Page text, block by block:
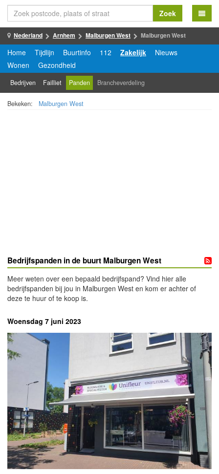
Zoek
Nederland Arnhem Malburgen West Malburgen West
Home Tijdlijn Buurtinfo 112 Zakelijk
Nieuws
Wonen
Gezondheid
Bedrijven Failliet Panden Brancheverdeling
Bekeken: Malburgen West
Bedrijfspanden in de buurt Malburgen West
Meer weten over een bepaald bedrijfspand? Vind hier alle
bedrijfspanden bij jou in Malburgen West en kom er achter of
deze te huur of te koop is.
Woensdag 7 juni 2023